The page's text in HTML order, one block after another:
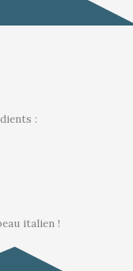
:
italien !